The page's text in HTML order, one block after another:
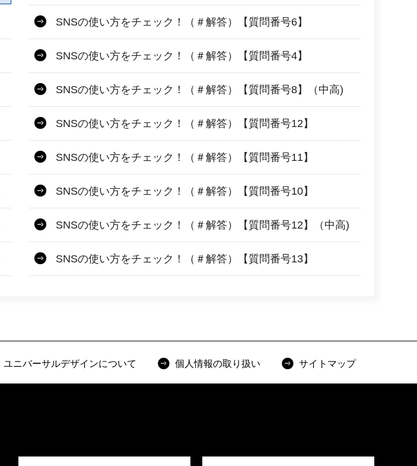
SNSの使い方をチェック！（＃解答）【質問番号6】
SNSの使い方をチェック！（＃解答）【質問番号4】
SNSの使い方をチェック！（＃解答）【質問番号8】（中高)
SNSの使い方をチェック！（＃解答）【質問番号12】
SNSの使い方をチェック！（＃解答）【質問番号11】
SNSの使い方をチェック！（＃解答）【質問番号10】
SNSの使い方をチェック！（＃解答）【質問番号12】（中高)
SNSの使い方をチェック！（＃解答）【質問番号13】
ユニバーサルデザインについて 個人情報の取り扱い サイトマップ